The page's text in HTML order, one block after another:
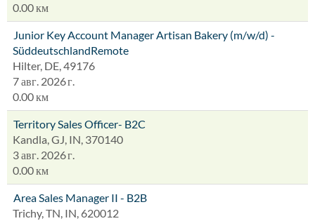
0.00 км
Junior Key Account Manager Artisan Bakery (m/w/d) -
SüddeutschlandRemote
Hilter, DE, 49176
7 авг. 2026 г.
0.00 км
Territory Sales Officer- B2C
Kandla, GJ, IN, 370140
3 авг. 2026 г.
0.00 км
Area Sales Manager II - B2B
Trichy, TN, IN, 620012